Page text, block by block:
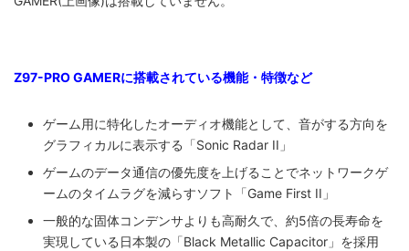
Z97-PRO GAMERに搭載されている機能・特徴など
ゲーム用に特化したオーディオ機能として、音がする方向を
グラフィカルに表示する「Sonic Radar II」
ゲームのデータ通信の優先度を上げることでネットワークゲ
ームのタイムラグを減らすソフト「Game First II」
一般的な固体コンデンサよりも高耐久で、約5倍の長寿命を
実現している日本製の「Black Metallic Capacitor」を採用